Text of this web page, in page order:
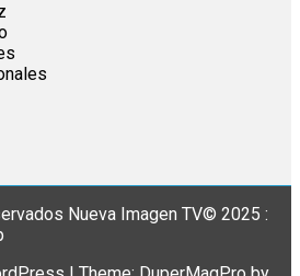
Nueva Imagen TV© 2025 :